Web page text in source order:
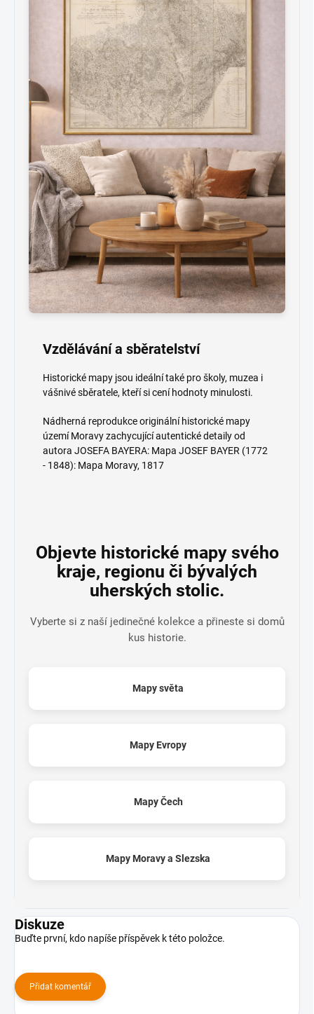
Vzdělávání a sběratelství
Historické mapy jsou ideální také pro školy, muzea i
vášnivé sběratele, kteří si cení hodnoty minulosti.
Nádherná reprodukce originální historické mapy
území Moravy zachycující autentické detaily od
autora JOSEFA BAYERA: Mapa JOSEF BAYER (1772
- 1848): Mapa Moravy, 1817
Objevte historické mapy svého
kraje, regionu či bývalých
uherských stolic.
Vyberte si z naší jedinečné kolekce a přineste si domů
kus historie.
Mapy světa
Mapy Evropy
Mapy Čech
Mapy Moravy a Slezska
Diskuze
Buďte první, kdo napíše příspěvek k této položce.
Přidat komentář